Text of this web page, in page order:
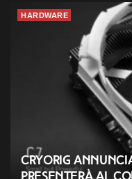
HARDWARE
Cryorig